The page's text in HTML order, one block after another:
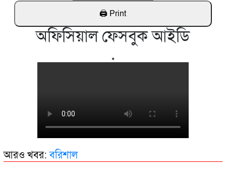
অফিসিয়াল ফেসবুক আইডি
আরও খবর:বরিশাল